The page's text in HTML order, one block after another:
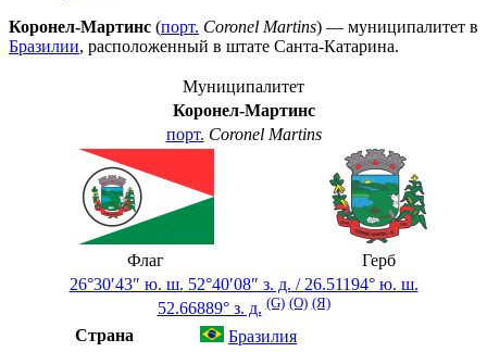
Коронел-Мартинс (порт. Coronel Martins) — муниципалитет в
Бразилии, расположенный в штате Санта-Катарина.
Муниципалитет
Коронел-Мартинс
порт. Coronel Martins
Флаг
Герб
26°30′43″ ю. ш. 52°40′08″ з. д. / 26.51194° ю. ш.
52.66889° з. д. (G) (O) (Я)
Страна
Бразилия